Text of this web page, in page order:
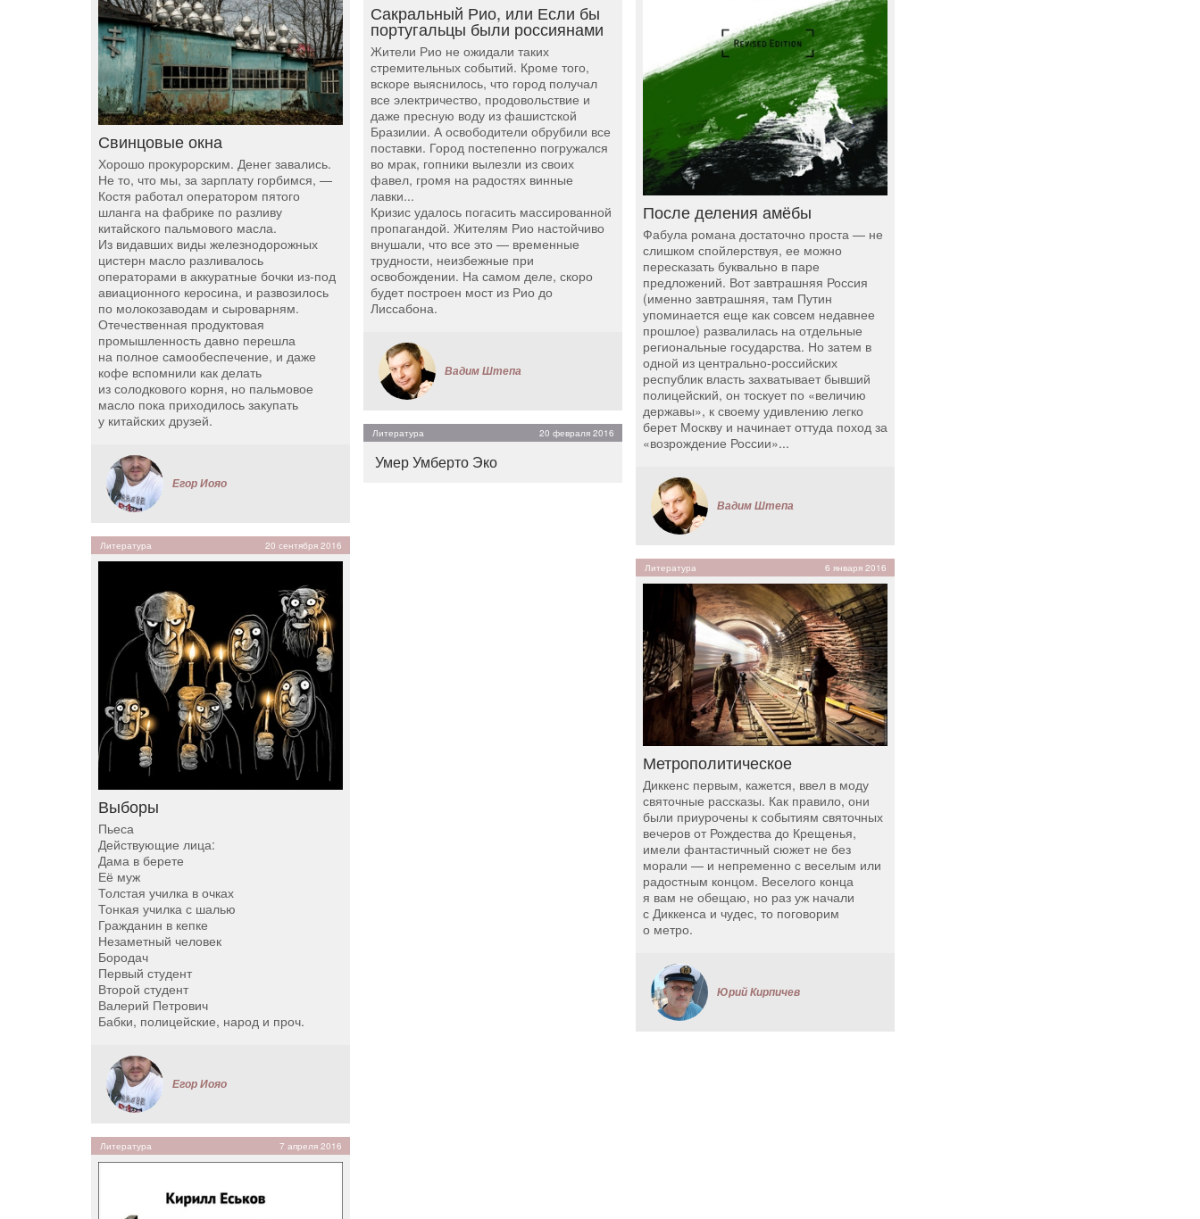
Свинцовые окна
Хорошо прокурорским. Денег завались.
Не то, что мы, за зарплату горбимся, —
Костя работал оператором пятого
шланга на фабрике по разливу
китайского пальмового масла.
Из видавших виды железнодорожных
цистерн масло разливалось
операторами в аккуратные бочки из-под
авиационного керосина, и развозилось
по молокозаводам и сыроварням.
Отечественная продуктовая
промышленность давно перешла
на полное самообеспечение, и даже
кофе вспомнили как делать
из солодкового корня, но пальмовое
масло пока приходилось закупать
у китайских друзей.
Егор Иояо
Литература 20 сентября 2016
Выборы
Пьеса
Действующие лица:
Дама в берете
Её муж
Толстая училка в очках
Тонкая училка с шалью
Гражданин в кепке
Незаметный человек
Бородач
Первый студент
Второй студент
Валерий Петрович
Бабки, полицейские, народ и проч.
Егор Иояо
Литература 7 апреля 2016
Сакральный Рио, или Если бы
португальцы были россиянами
Жители Рио не ожидали таких
стремительных событий. Кроме того,
вскоре выяснилось, что город получал
все электричество, продовольствие и
даже пресную воду из фашистской
Бразилии. А освободители обрубили все
поставки. Город постепенно погружался
во мрак, гопники вылезли из своих
фавел, громя на радостях винные
лавки...
Кризис удалось погасить массированной
пропагандой. Жителям Рио настойчиво
внушали, что все это — временные
трудности, неизбежные при
освобождении. На самом деле, скоро
будет построен мост из Рио до
Лиссабона.
Вадим Штепа
Литература 20 февраля 2016
Умер Умберто Эко
После деления амёбы
Фабула романа достаточно проста — не
слишком спойлерствуя, ее можно
пересказать буквально в паре
предложений. Вот завтрашняя Россия
(именно завтрашняя, там Путин
упоминается еще как совсем недавнее
прошлое) развалилась на отдельные
региональные государства. Но затем в
одной из центрально-российских
республик власть захватывает бывший
полицейский, он тоскует по «величию
державы», к своему удивлению легко
берет Москву и начинает оттуда поход за
«возрождение России»...
Вадим Штепа
Литература 6 января 2016
Метрополитическое
Диккенс первым, кажется, ввел в моду
святочные рассказы. Как правило, они
были приурочены к событиям святочных
вечеров от Рождества до Крещенья,
имели фантастичный сюжет не без
морали — и непременно с веселым или
радостным концом. Веселого конца
я вам не обещаю, но раз уж начали
с Диккенса и чудес, то поговорим
о метро.
Юрий Кирпичев